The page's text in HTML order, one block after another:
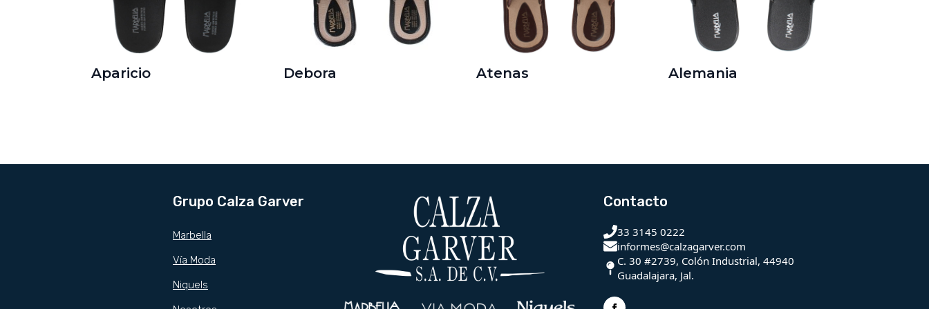
Aparicio Debora Atenas Alemania
Grupo Calza Garver
Marbella
Vía Moda
Niquels
Contacto
33 3145 0222
informes@calzagarver.com
C. 30 #2739, Colón Industrial, 44940
Guadalajara, Jal.